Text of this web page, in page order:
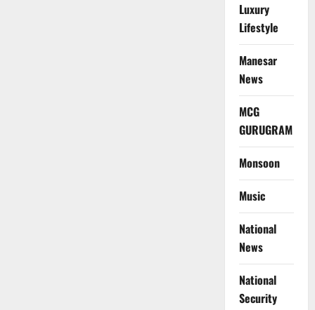
Luxury
Lifestyle
Manesar
News
MCG
GURUGRAM
Monsoon
Music
National
News
National
Security